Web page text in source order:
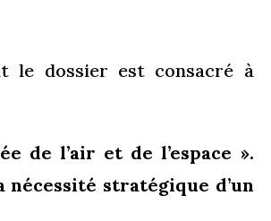
le dossier est consacré à
de l’air et de l’espace ».
stratégique d’un